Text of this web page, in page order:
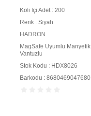
Tutucu Siyah
Koli İçi Adet : 200
Renk : Siyah
HADRON
MagSafe Uyumlu Manyetik
Vantuzlu
Stok Kodu : HDX8026
Barkodu : 8680469047680